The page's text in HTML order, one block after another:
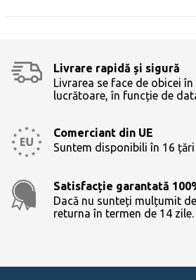
Livrare rapidă și sigură
Livrarea se face de obicei
lucrătoare, în funcție de
Comerciant din UE
Suntem disponibili în 16 țări
Satisfacție garantată
Dacă nu sunteți mulțumit
returna în termen de 14 zile.